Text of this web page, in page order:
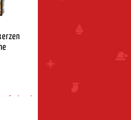
Neudorfer
2,65 €